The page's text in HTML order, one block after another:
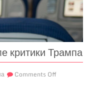
критики Трампа
Comments Off